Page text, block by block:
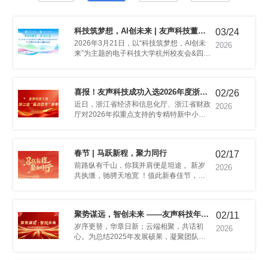
范化发展
坛
路径。
03/24
2026
省“重点省专”名单
链“四提一强”推进计划拟支持范围。
02/26
2026
春节 | 马跃新程，聚力同行 02/17
2026
先进表彰暨新春联欢会报道
02/11
2026